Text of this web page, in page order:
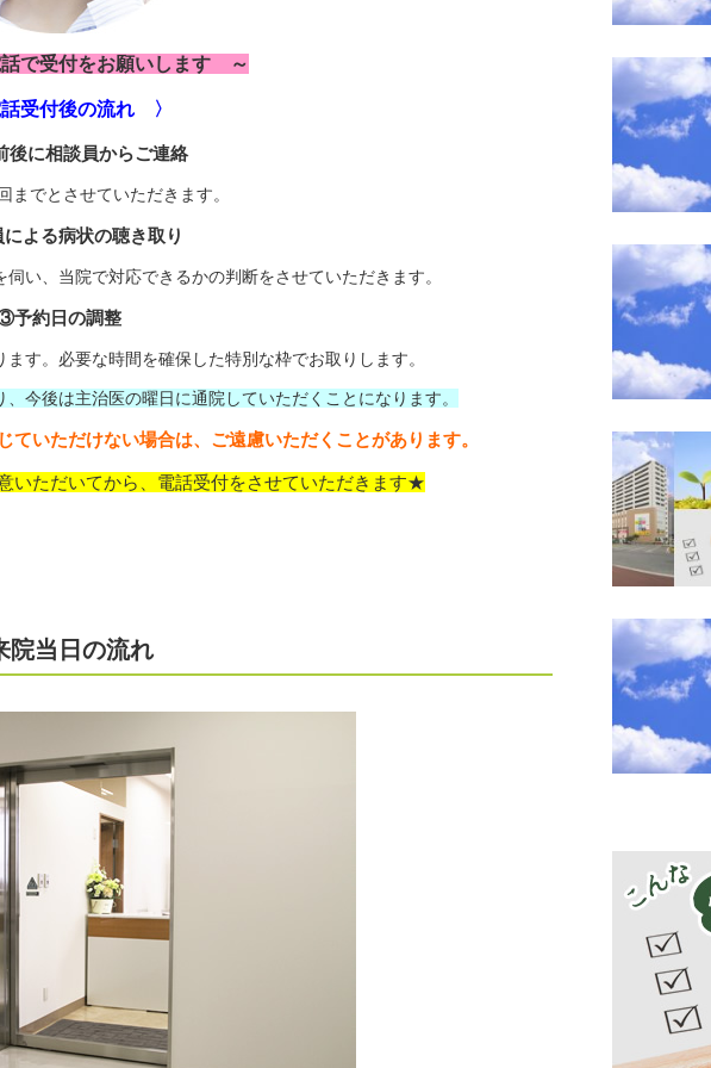
で受付をお願いします ～
受付後の流れ 〉
に相談員からご連絡
までとさせていただきます。
よる病状の聴き取り
い、当院で対応できるかの判断をさせていただきます。
予約日の調整
す。必要な時間を確保した特別な枠でお取りします。
今後は主治医の曜日に通院していただくことになります。
いただけない場合は、ご遠慮いただくことがあります。
いただいてから、電話受付をさせていただきます★
院当日の流れ